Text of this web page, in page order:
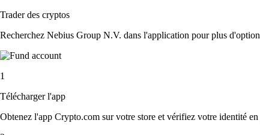
Trader des cryptos
Recherchez Nebius Group N.V. dans l'application pour plus
1
Télécharger l'app
Obtenez l'app Crypto.com sur votre store et vérifiez votre identité